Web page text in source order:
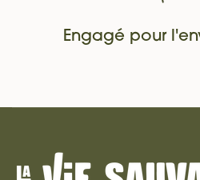
Engagé pour